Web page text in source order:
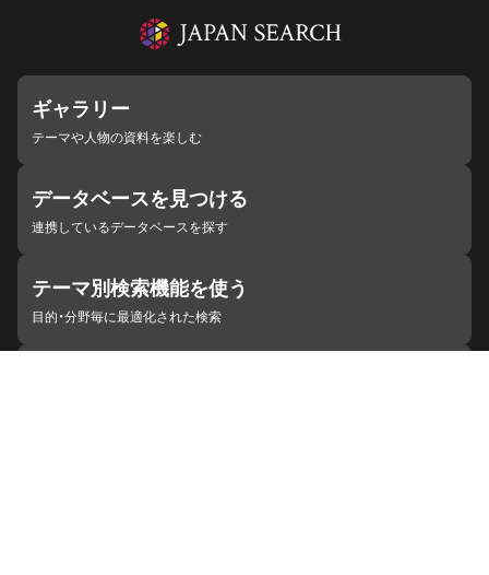
ギャラリー
テーマや人物の資料を楽しむ
データベースを見つける
連携しているデータベースを探す
テーマ別検索機能を使う
目的・分野毎に最適化された検索